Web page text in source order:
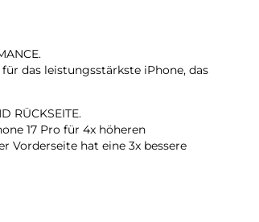
das leistungsstärkste iPhone, das
RÜCKSEITE.
17 Pro für 4x höheren
Vorderseite hat eine 3x bessere
Qualität – dem größten